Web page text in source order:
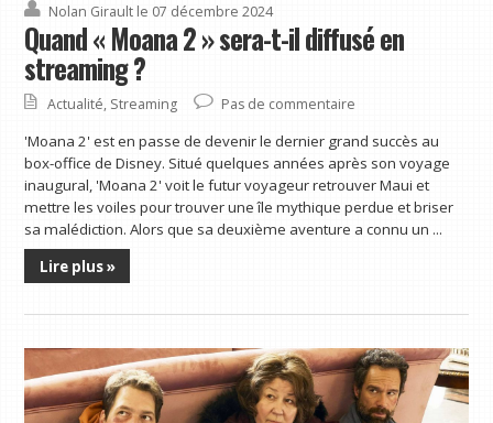
Nolan Girault le 07 décembre 2024
Quand « Moana 2 » sera-t-il diffusé en
streaming ?
Actualité, Streaming Pas de commentaire
'Moana 2' est en passe de devenir le dernier grand succès au
box-office de Disney. Situé quelques années après son voyage
inaugural, 'Moana 2' voit le futur voyageur retrouver Maui et
mettre les voiles pour trouver une île mythique perdue et briser
sa malédiction. Alors que sa deuxième aventure a connu un ...
Lire plus »